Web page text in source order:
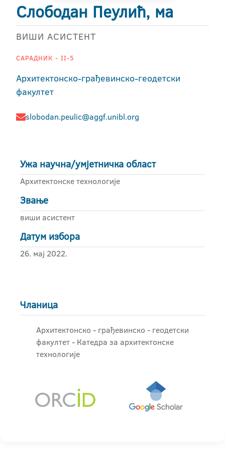
Слободан Пеулић, ма
ВИШИ АСИСТЕНТ
САРАДНИК - II-5
Архитектонско-грађевинско-геодетски
факултет
slobodan.peulic@aggf.unibl.org
Ужа научна/умјетничка област
Архитектонске технологије
Звање
виши асистент
Датум избора
26. мај 2022.
Чланица
Архитектонско - грађевинскo - геодетски
факултет - Катедра за архитектонске
технологије